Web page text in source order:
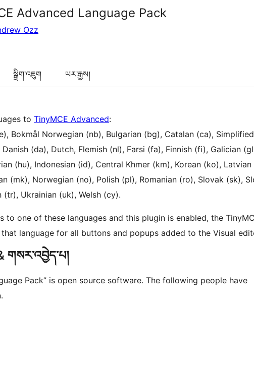
Advanced Language Pack
Ozz
སྒྲིག་འཇུག ཡར་རྒྱས།
to TinyMCE Advanced:
Bokmål Norwegian (nb), Bulgarian (bg), Catalan (ca), Simplified
(da), Dutch, Flemish (nl), Farsi (fa), Finnish (fi), Galician
(hu), Indonesian (id), Central Khmer (km), Korean (ko), Latvian
(mk), Norwegian (no), Polish (pl), Romanian (ro), Slovak (sk),
(tr), Ukrainian (uk), Welsh (cy).
to one of these languages and this plugin is enabled, the
language for all buttons and popups added to the Visual
གསར་འབྱེད་པ།
Pack” is open source software. The following people have